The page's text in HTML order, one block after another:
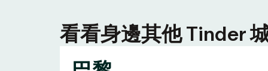
看看身邊其他 Tinder